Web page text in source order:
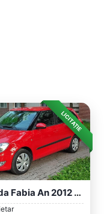
LICITAȚIE
Skoda Fabia An 2012 Euro 5 Motor 1.2 TSI...